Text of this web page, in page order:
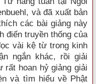
và đã xuất bản
các bài giảng này
điển truyền thống của
vài kệ từ trong kinh
ngắn khác, rồi giải
rất hoan hỷ giảng giải
và tìm hiểu về Phật